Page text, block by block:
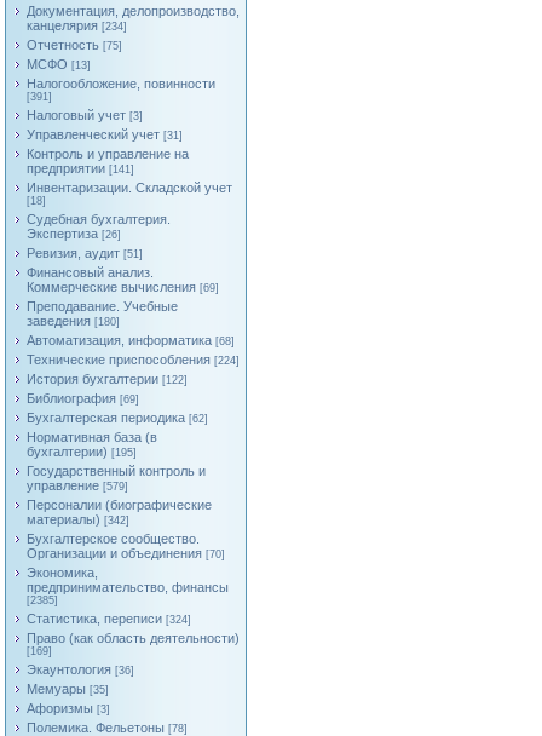
Документация, делопроизводство,
канцелярия [234]
Отчетность [75]
МСФО [13]
Налогообложение, повинности
[391]
Налоговый учет [3]
Управленческий учет [31]
Контроль и управление на
предприятии [141]
Инвентаризации. Складской учет
[18]
Судебная бухгалтерия.
Экспертиза [26]
Ревизия, аудит [51]
Финансовый анализ.
Коммерческие вычисления [69]
Преподавание. Учебные
заведения [180]
Автоматизация, информатика [68]
Технические приспособления [224]
История бухгалтерии [122]
Библиография [69]
Бухгалтерская периодика [62]
Нормативная база (в
бухгалтерии) [195]
Государственный контроль и
управление [579]
Персоналии (биографические
материалы) [342]
Бухгалтерское сообщество.
Организации и объединения [70]
Экономика,
предпринимательство, финансы
[2385]
Статистика, переписи [324]
Право (как область деятельности)
[169]
Экаунтология [36]
Мемуары [35]
Афоризмы [3]
Полемика. Фельетоны [78]